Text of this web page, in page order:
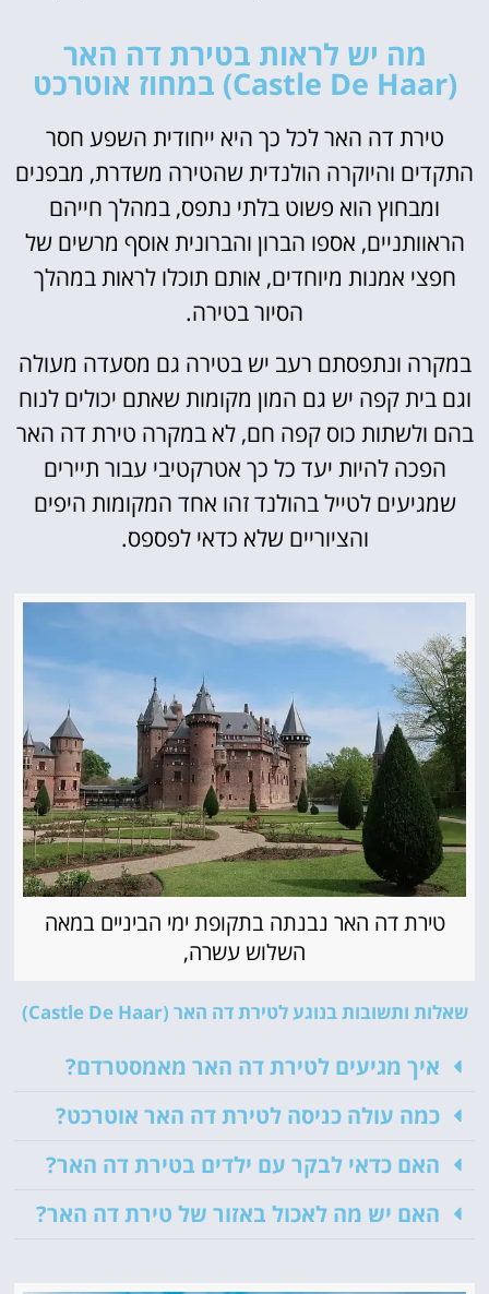
מה יש לראות בטירת דה האר
(Castle De Haar) במחוז אוטרכט
טירת דה האר לכל כך היא ייחודית השפע חסר
התקדים והיוקרה הולנדית שהטירה משדרת, מבפנים
ומבחוץ הוא פשוט בלתי נתפס, במהלך חייהם
הראוותניים, אספו הברון והברונית אוסף מרשים של
חפצי אמנות מיוחדים, אותם תוכלו לראות במהלך
הסיור בטירה.
במקרה ונתפסתם רעב יש בטירה גם מסעדה מעולה
וגם בית קפה יש גם המון מקומות שאתם יכולים לנוח
בהם ולשתות כוס קפה חם, לא במקרה טירת דה האר
הפכה להיות יעד כל כך אטרקטיבי עבור תיירים
שמגיעים לטייל בהולנד זהו אחד המקומות היפים
והציוריים שלא כדאי לפספס.
טירת דה האר נבנתה בתקופת ימי הביניים במאה
השלוש עשרה,
שאלות ותשובות בנוגע לטירת דה האר (Castle De Haar)
איך מגיעים לטירת דה האר מאמסטרדם?
כמה עולה כניסה לטירת דה האר אוטרכט?
האם כדאי לבקר עם ילדים בטירת דה האר?
האם יש מה לאכול באזור של טירת דה האר?